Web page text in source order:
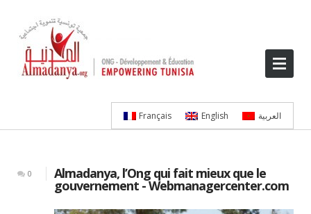
Français English العربية
0 Almadanya, l’Ong qui fait mieux que le
gouvernement - Webmanagercenter.com